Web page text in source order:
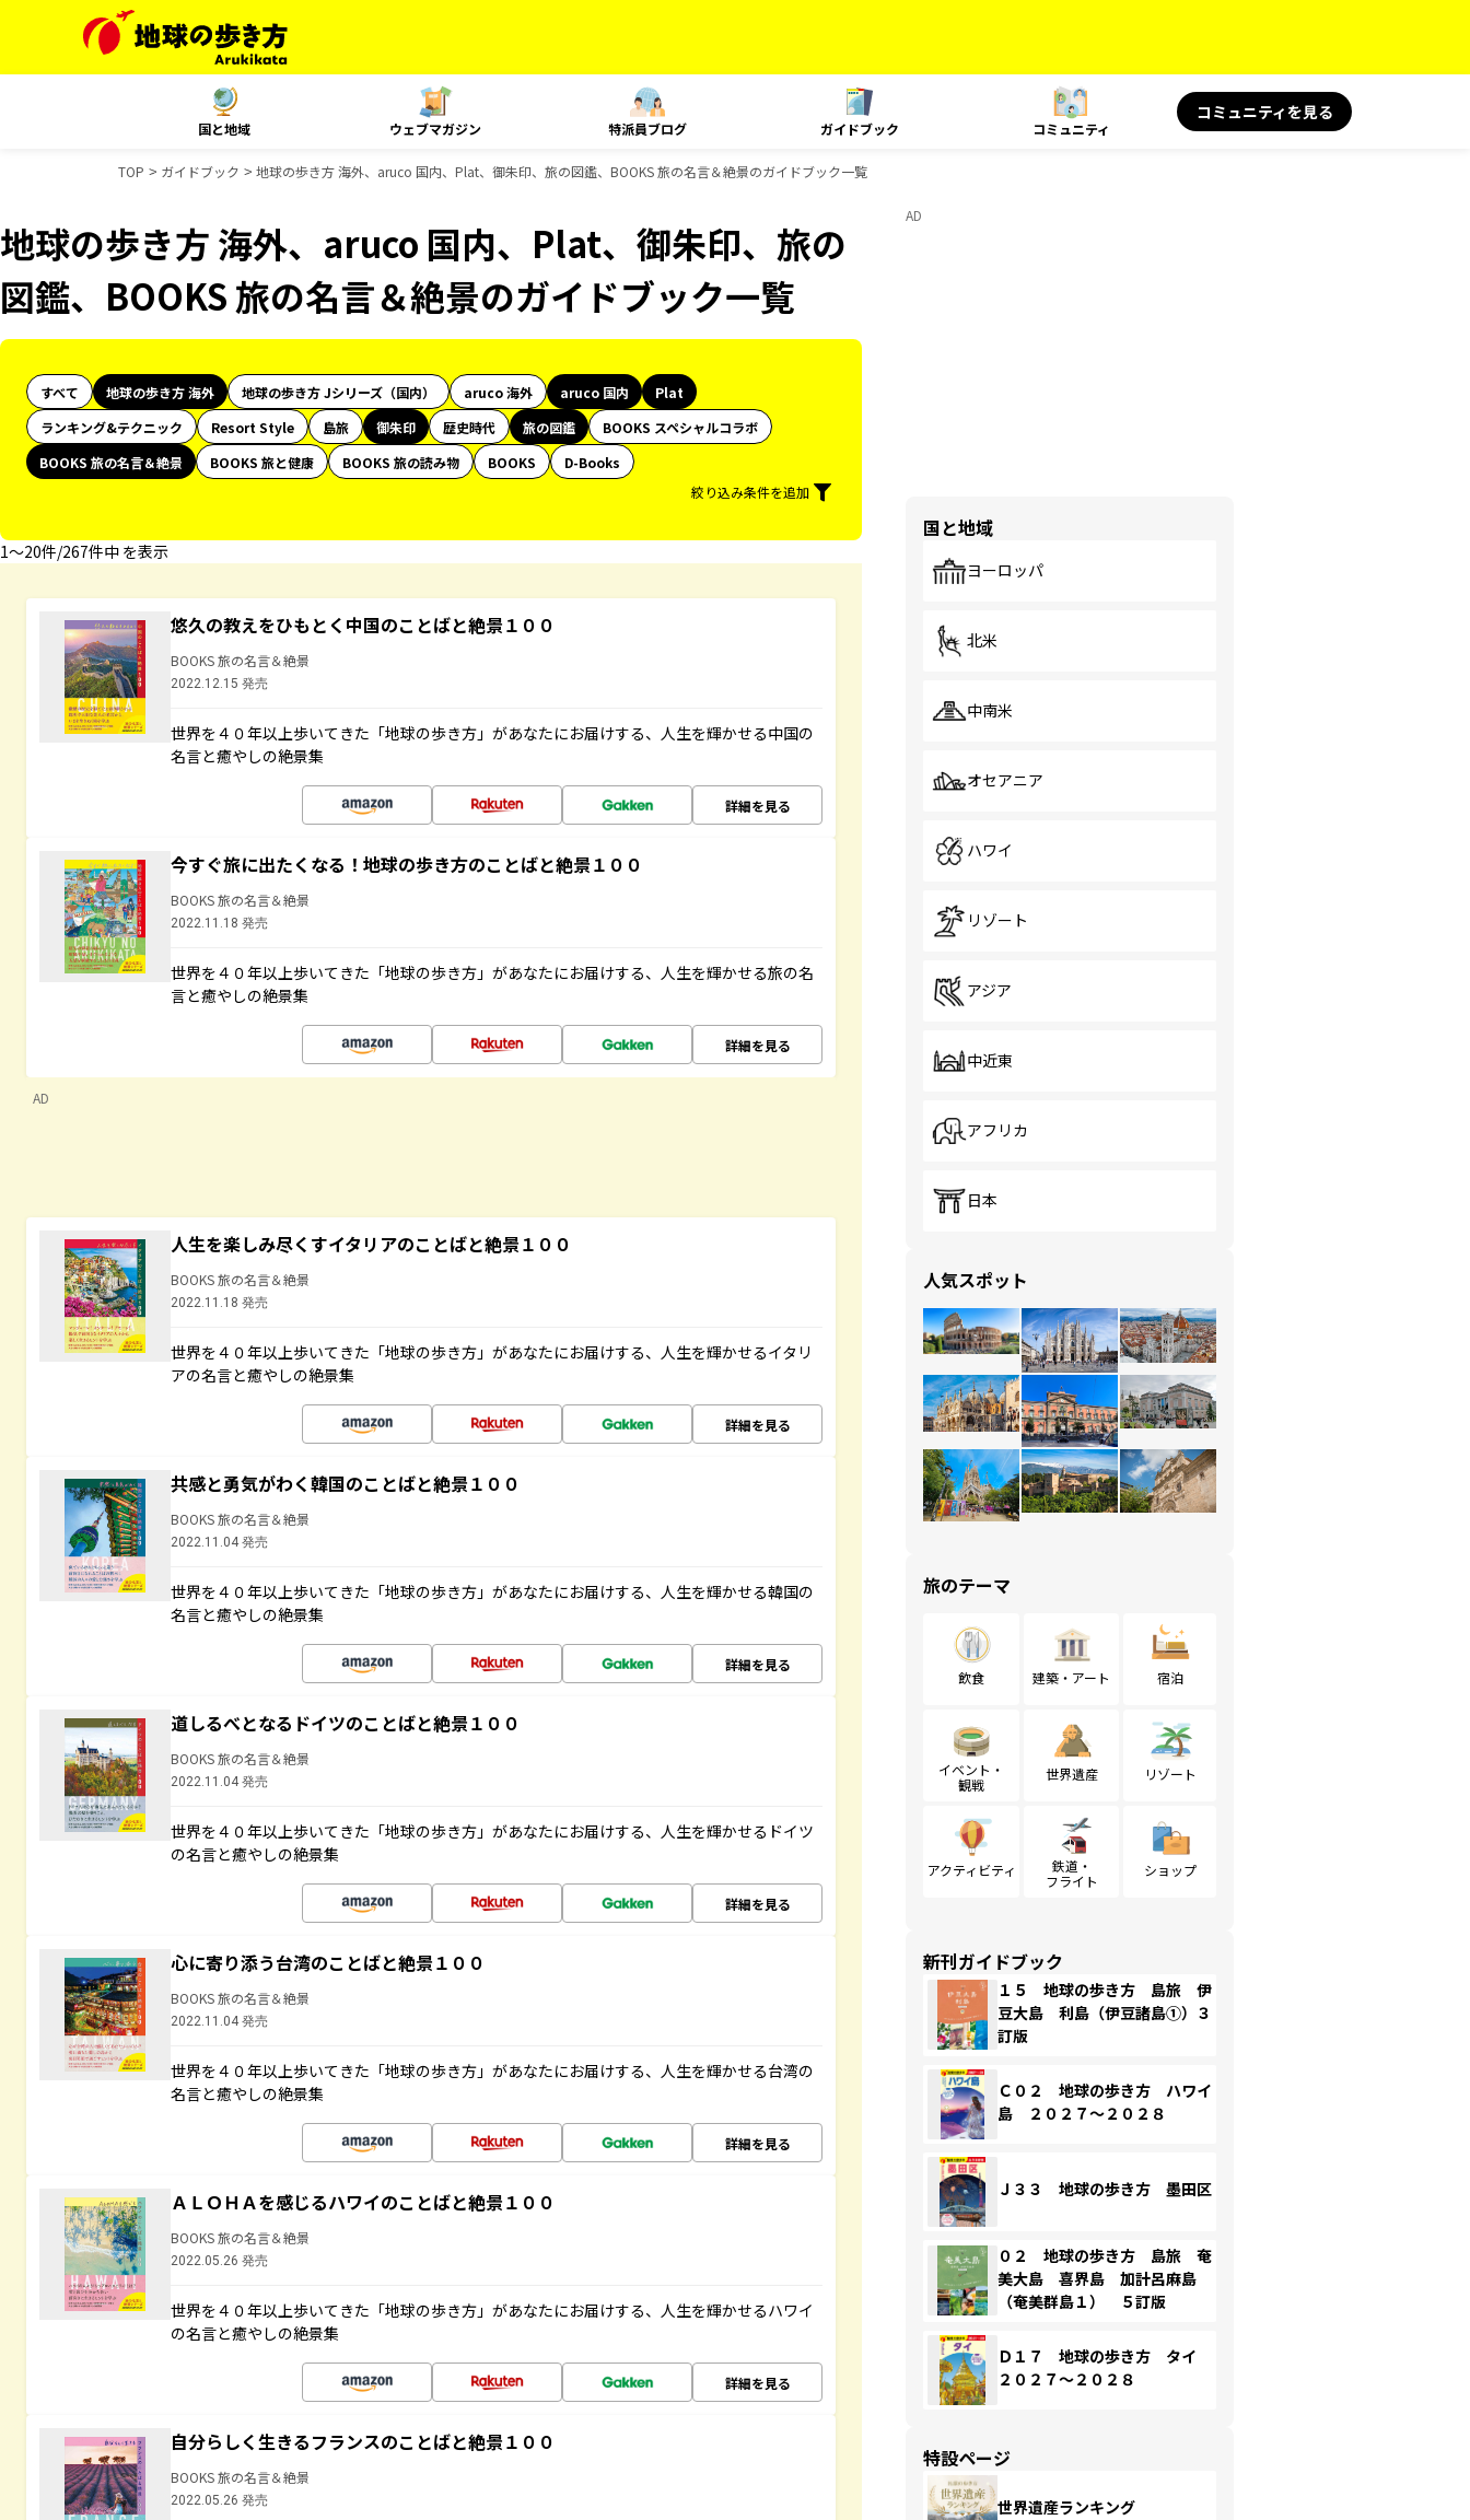
国と地域 ウェブマガジン 特派員ブログ ガイドブック コミュニティ
コミュニティを見る
TOP ガイドブック 地球の歩き方 海外、aruco 国内、Plat、御朱印、旅の図鑑、BOOKS 旅の名言＆絶景のガイドブック一覧
地球の歩き方 海外、aruco 国内、Plat、御朱印、旅の
図鑑、BOOKS 旅の名言＆絶景のガイドブック一覧
すべて 地球の歩き方 海外 地球の歩き方 Jシリーズ（国内） aruco 海外 aruco 国内
Plat
ランキング&テクニック
Resort Style 島旅 御朱印 歴史時代 旅の図鑑
BOOKS スペシャルコラボ
BOOKS 旅の名言＆絶景
BOOKS 旅と健康 BOOKS 旅の読み物 BOOKS
D-Books
絞り込み条件を追加
1〜20件/267件中 を表示
悠久の教えをひもとく中国のことばと絶景１００
BOOKS 旅の名言＆絶景
2022.12.15 発売
世界を４０年以上歩いてきた「地球の歩き方」があなたにお届けする、人生を輝かせる中国の
名言と癒やしの絶景集
詳細を見る
今すぐ旅に出たくなる！地球の歩き方のことばと絶景１００
BOOKS 旅の名言＆絶景
2022.11.18 発売
世界を４０年以上歩いてきた「地球の歩き方」があなたにお届けする、人生を輝かせる旅の名
言と癒やしの絶景集
詳細を見る
AD
人生を楽しみ尽くすイタリアのことばと絶景１００
BOOKS 旅の名言＆絶景
2022.11.18 発売
世界を４０年以上歩いてきた「地球の歩き方」があなたにお届けする、人生を輝かせるイタリ
アの名言と癒やしの絶景集
詳細を見る
共感と勇気がわく韓国のことばと絶景１００
BOOKS 旅の名言＆絶景
2022.11.04 発売
世界を４０年以上歩いてきた「地球の歩き方」があなたにお届けする、人生を輝かせる韓国の
名言と癒やしの絶景集
詳細を見る
道しるべとなるドイツのことばと絶景１００
BOOKS 旅の名言＆絶景
2022.11.04 発売
世界を４０年以上歩いてきた「地球の歩き方」があなたにお届けする、人生を輝かせるドイツ
の名言と癒やしの絶景集
詳細を見る
心に寄り添う台湾のことばと絶景１００
BOOKS 旅の名言＆絶景
2022.11.04 発売
世界を４０年以上歩いてきた「地球の歩き方」があなたにお届けする、人生を輝かせる台湾の
名言と癒やしの絶景集
詳細を見る
ＡＬＯＨＡを感じるハワイのことばと絶景１００
BOOKS 旅の名言＆絶景
2022.05.26 発売
世界を４０年以上歩いてきた「地球の歩き方」があなたにお届けする、人生を輝かせるハワイ
の名言と癒やしの絶景集
詳細を見る
自分らしく生きるフランスのことばと絶景１００
BOOKS 旅の名言＆絶景
2022.05.26 発売
AD
国と地域
ヨーロッパ
北米
中南米
オセアニア
ハワイ
リゾート
アジア
中近東
アフリカ
日本
人気スポット
旅のテーマ
飲食 建築・アート 宿泊
イベント・
観戦
世界遺産 リゾート
アクティビティ
鉄道・
フライト
ショップ
新刊ガイドブック
１５ 地球の歩き方 島旅 伊
豆大島 利島（伊豆諸島①）３
訂版
Ｃ０２ 地球の歩き方 ハワイ
島 ２０２７～２０２８
Ｊ３３ 地球の歩き方 墨田区
０２ 地球の歩き方 島旅 奄
美大島 喜界島 加計呂麻島
（奄美群島１） ５訂版
Ｄ１７ 地球の歩き方 タイ
２０２７～２０２８
特設ページ
世界遺産ランキング